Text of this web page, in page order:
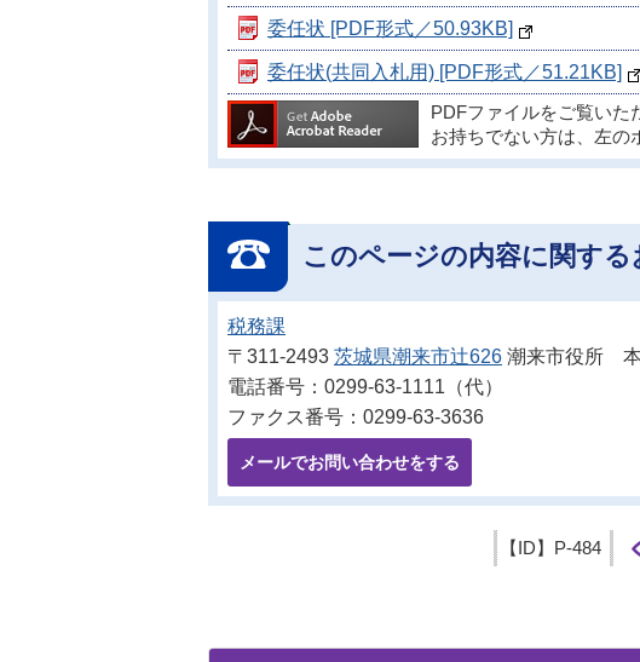
委任状 [PDF形式／50.93KB]
委任状(共同入札用) [PDF形式／51.21KB]
PDFファイルをご覧いた
お持ちでない方は、左の
このページの内容に関す
税務課
〒311-2493 茨城県潮来市辻626 潮来市役所
電話番号：0299-63-1111（代）
ファクス番号：0299-63-3636
メールでお問い合わせをする
【ID】 P-484